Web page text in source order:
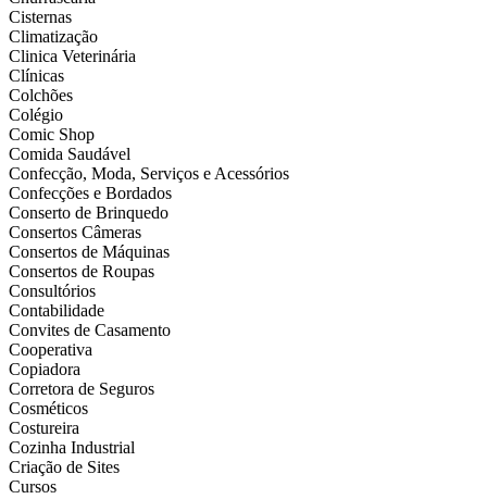
Cisternas
Climatização
Clinica Veterinária
Clínicas
Colchões
Colégio
Comic Shop
Comida Saudável
Confecção, Moda, Serviços e Acessórios
Confecções e Bordados
Conserto de Brinquedo
Consertos Câmeras
Consertos de Máquinas
Consertos de Roupas
Consultórios
Contabilidade
Convites de Casamento
Cooperativa
Copiadora
Corretora de Seguros
Cosméticos
Costureira
Cozinha Industrial
Criação de Sites
Cursos